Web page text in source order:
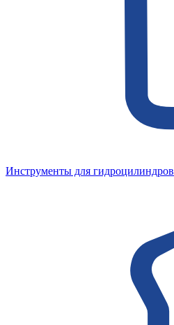
Инструменты для гидроцилиндров